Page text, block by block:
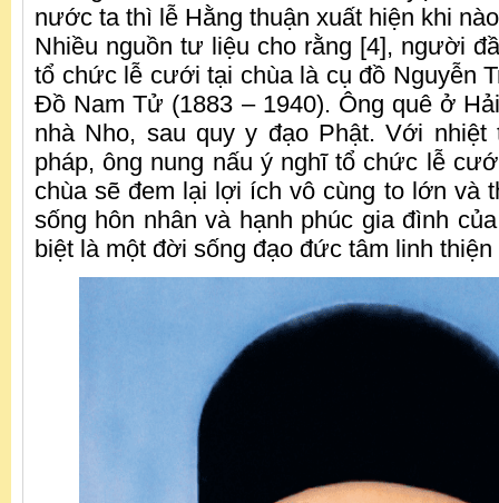
nước ta thì lễ Hằng thuận xuất hiện khi
Nhiều nguồn tư liệu cho rằng [4], người
tổ chức lễ cưới tại chùa là cụ đồ Nguyễn
Đồ Nam Tử (1883 – 1940). Ông quê ở
nhà Nho, sau quy y đạo Phật. Với nhiệt
pháp, ông nung nấu ý nghĩ tổ chức lễ
chùa sẽ đem lại lợi ích vô cùng to lớn và
sống hôn nhân và hạnh phúc gia đình
biệt là một đời sống đạo đức tâm linh